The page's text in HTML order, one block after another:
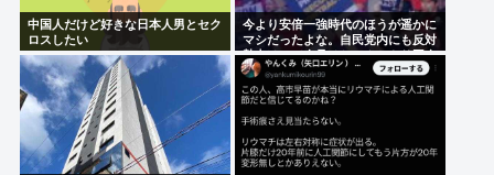
中国人だけど好きな日本人男とセク
ロスしたい
今より安倍一強時代のほうが遥かに
マシだったよな。自民党内にも反対
勢力はいて会見はちゃんとやり国会
にも出席、僅かに常識もあった